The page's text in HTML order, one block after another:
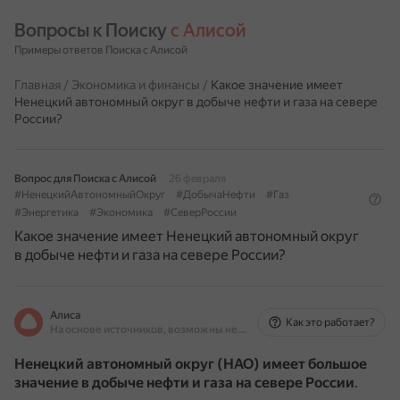
Вопросы к Поиску с Алисой
Примеры ответов Поиска с Алисой
Главная / Экономика и финансы / Какое значение имеет
Ненецкий автономный округ в добыче нефти и газа на севере
России?
Вопрос для Поиска с Алисой
26 февраля
#НенецкийАвтономныйОкруг
#ДобычаНефти
#Газ
#Энергетика
#Экономика #СеверРоссии
Какое значение имеет Ненецкий автономный округ
в добыче нефти и газа на севере России?
Алиса
На основе источников, возможны неточности
Как это работает?
Ненецкий автономный округ (НАО) имеет большое
значение в добыче нефти и газа на севере России.